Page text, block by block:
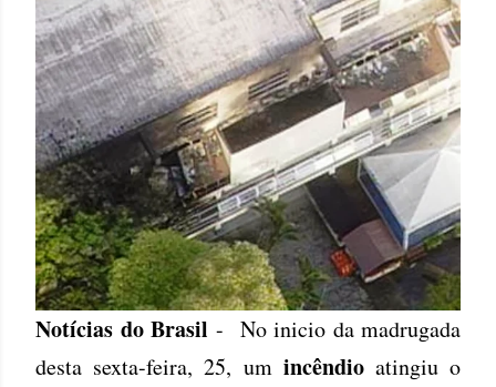
Notícias do Brasil - No inicio da madrugada
desta sexta-feira, 25, umincêndio atingiu o